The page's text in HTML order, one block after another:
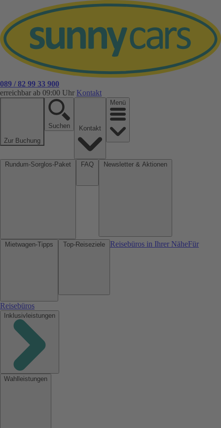
089 / 82 99 33 900
erreichbar ab 09:00 Uhr Kontakt
Zur Buchung
Suchen
Menü
Reisebüros in Ihrer NäheFür
Reisebüros
Inklusivleistungen
Wahlleistungen